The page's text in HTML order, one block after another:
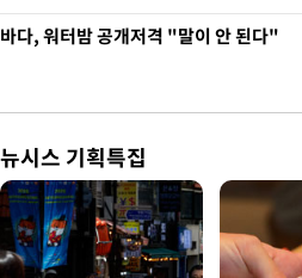
바다, 워터밤 공개저격 "말이 안 된다"
뉴시스 기획특집